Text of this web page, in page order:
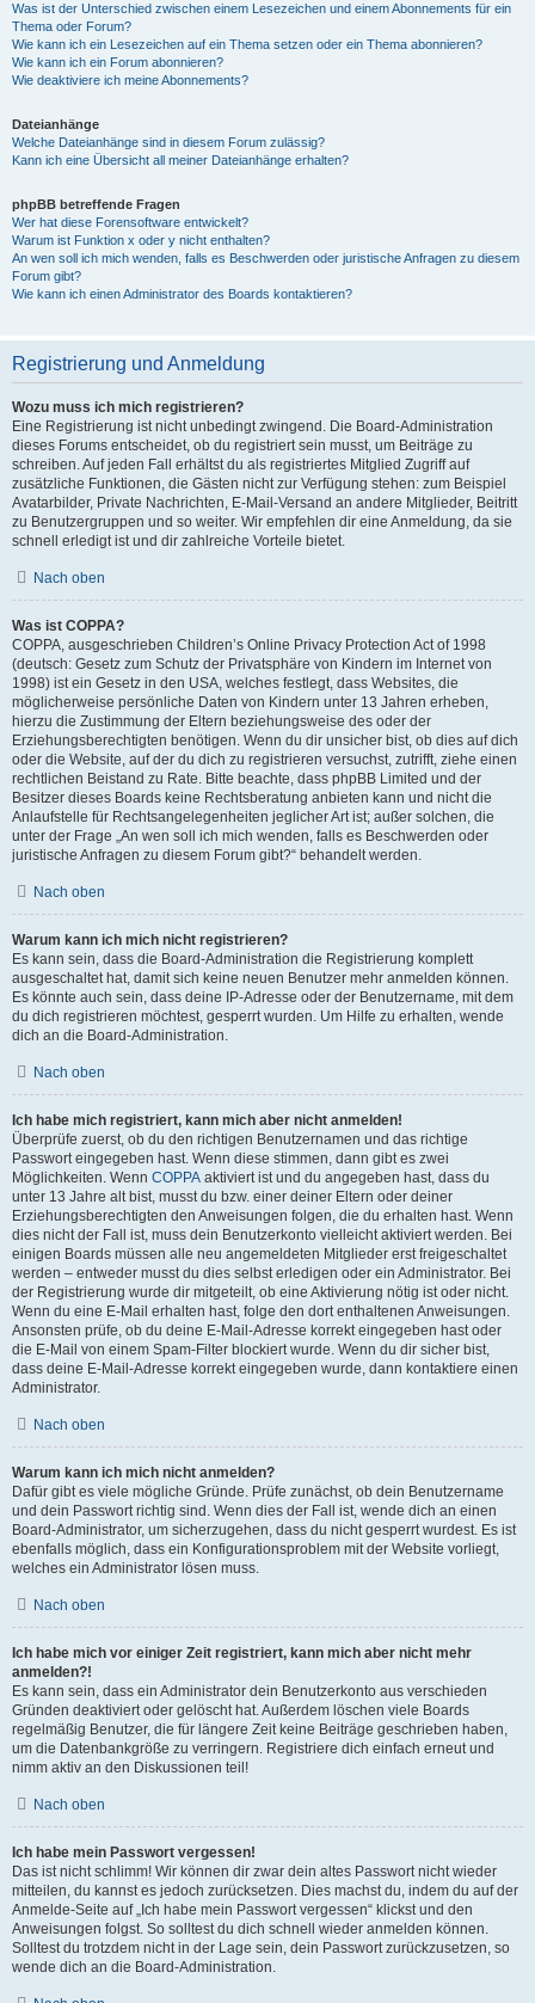
Was ist der Unterschied zwischen einem Lesezeichen und einem Abonnements für ein
Thema oder Forum?
Wie kann ich ein Lesezeichen auf ein Thema setzen oder ein Thema abonnieren?
Wie kann ich ein Forum abonnieren?
Wie deaktiviere ich meine Abonnements?
Dateianhänge
Welche Dateianhänge sind in diesem Forum zulässig?
Kann ich eine Übersicht all meiner Dateianhänge erhalten?
phpBB betreffende Fragen
Wer hat diese Forensoftware entwickelt?
Warum ist Funktion x oder y nicht enthalten?
An wen soll ich mich wenden, falls es Beschwerden oder juristische Anfragen zu diesem
Forum gibt?
Wie kann ich einen Administrator des Boards kontaktieren?
Registrierung und Anmeldung
Wozu muss ich mich registrieren?
Eine Registrierung ist nicht unbedingt zwingend. Die Board-Administration
dieses Forums entscheidet, ob du registriert sein musst, um Beiträge zu
schreiben. Auf jeden Fall erhältst du als registriertes Mitglied Zugriff auf
zusätzliche Funktionen, die Gästen nicht zur Verfügung stehen: zum Beispiel
Avatarbilder, Private Nachrichten, E-Mail-Versand an andere Mitglieder, Beitritt
zu Benutzergruppen und so weiter. Wir empfehlen dir eine Anmeldung, da sie
schnell erledigt ist und dir zahlreiche Vorteile bietet.
Nach oben
Was ist COPPA?
COPPA, ausgeschrieben Children’s Online Privacy Protection Act of 1998
(deutsch: Gesetz zum Schutz der Privatsphäre von Kindern im Internet von
1998) ist ein Gesetz in den USA, welches festlegt, dass Websites, die
möglicherweise persönliche Daten von Kindern unter 13 Jahren erheben,
hierzu die Zustimmung der Eltern beziehungsweise des oder der
Erziehungsberechtigten benötigen. Wenn du dir unsicher bist, ob dies auf dich
oder die Website, auf der du dich zu registrieren versuchst, zutrifft, ziehe einen
rechtlichen Beistand zu Rate. Bitte beachte, dass phpBB Limited und der
Besitzer dieses Boards keine Rechtsberatung anbieten kann und nicht die
Anlaufstelle für Rechtsangelegenheiten jeglicher Art ist; außer solchen, die
unter der Frage „An wen soll ich mich wenden, falls es Beschwerden oder
juristische Anfragen zu diesem Forum gibt?“ behandelt werden.
Nach oben
Warum kann ich mich nicht registrieren?
Es kann sein, dass die Board-Administration die Registrierung komplett
ausgeschaltet hat, damit sich keine neuen Benutzer mehr anmelden können.
Es könnte auch sein, dass deine IP-Adresse oder der Benutzername, mit dem
du dich registrieren möchtest, gesperrt wurden. Um Hilfe zu erhalten, wende
dich an die Board-Administration.
Nach oben
Ich habe mich registriert, kann mich aber nicht anmelden!
Überprüfe zuerst, ob du den richtigen Benutzernamen und das richtige
Passwort eingegeben hast. Wenn diese stimmen, dann gibt es zwei
Möglichkeiten. Wenn COPPA aktiviert ist und du angegeben hast, dass du
unter 13 Jahre alt bist, musst du bzw. einer deiner Eltern oder deiner
Erziehungsberechtigten den Anweisungen folgen, die du erhalten hast. Wenn
dies nicht der Fall ist, muss dein Benutzerkonto vielleicht aktiviert werden. Bei
einigen Boards müssen alle neu angemeldeten Mitglieder erst freigeschaltet
werden – entweder musst du dies selbst erledigen oder ein Administrator. Bei
der Registrierung wurde dir mitgeteilt, ob eine Aktivierung nötig ist oder nicht.
Wenn du eine E-Mail erhalten hast, folge den dort enthaltenen Anweisungen.
Ansonsten prüfe, ob du deine E-Mail-Adresse korrekt eingegeben hast oder
die E-Mail von einem Spam-Filter blockiert wurde. Wenn du dir sicher bist,
dass deine E-Mail-Adresse korrekt eingegeben wurde, dann kontaktiere einen
Administrator.
Nach oben
Warum kann ich mich nicht anmelden?
Dafür gibt es viele mögliche Gründe. Prüfe zunächst, ob dein Benutzername
und dein Passwort richtig sind. Wenn dies der Fall ist, wende dich an einen
Board-Administrator, um sicherzugehen, dass du nicht gesperrt wurdest. Es ist
ebenfalls möglich, dass ein Konfigurationsproblem mit der Website vorliegt,
welches ein Administrator lösen muss.
Nach oben
Ich habe mich vor einiger Zeit registriert, kann mich aber nicht mehr
anmelden?!
Es kann sein, dass ein Administrator dein Benutzerkonto aus verschieden
Gründen deaktiviert oder gelöscht hat. Außerdem löschen viele Boards
regelmäßig Benutzer, die für längere Zeit keine Beiträge geschrieben haben,
um die Datenbankgröße zu verringern. Registriere dich einfach erneut und
nimm aktiv an den Diskussionen teil!
Nach oben
Ich habe mein Passwort vergessen!
Das ist nicht schlimm! Wir können dir zwar dein altes Passwort nicht wieder
mitteilen, du kannst es jedoch zurücksetzen. Dies machst du, indem du auf der
Anmelde-Seite auf „Ich habe mein Passwort vergessen“ klickst und den
Anweisungen folgst. So solltest du dich schnell wieder anmelden können.
Solltest du trotzdem nicht in der Lage sein, dein Passwort zurückzusetzen, so
wende dich an die Board-Administration.